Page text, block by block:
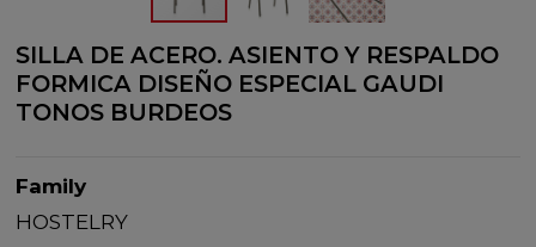
SILLA DE ACERO. ASIENTO Y RESPALDO
FORMICA DISEÑO ESPECIAL GAUDI
TONOS BURDEOS
Family
HOSTELRY